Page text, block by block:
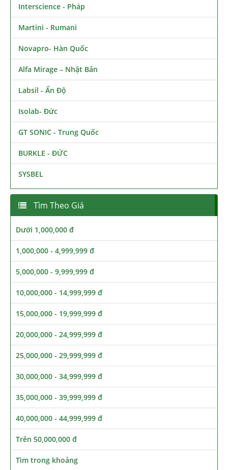
Interscience - Pháp
Martini - Rumani
Novapro- Hàn Quốc
Alfa Mirage – Nhật Bản
Labsil - Ấn Độ
Isolab- Đức
GT SONIC - Trung Quốc
BURKLE - ĐỨC
SYSBEL
Tìm Theo Giá
Dưới 1,000,000 đ
1,000,000 - 4,999,999 đ
5,000,000 - 9,999,999 đ
10,000,000 - 14,999,999 đ
15,000,000 - 19,999,999 đ
20,000,000 - 24,999,999 đ
25,000,000 - 29,999,999 đ
30,000,000 - 34,999,999 đ
35,000,000 - 39,999,999 đ
40,000,000 - 44,999,999 đ
Trên 50,000,000 đ
Tìm trong khoảng